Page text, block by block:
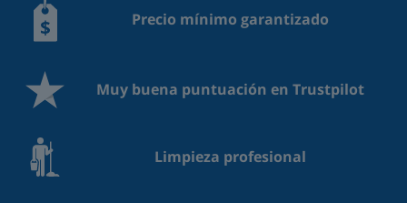
Precio mínimo garantizado
Muy buena puntuación en Trustpilot
Limpieza profesional